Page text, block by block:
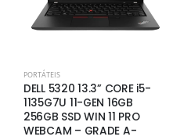
PORTÁTEIS
DELL 5320 13.3” CORE i5-
1135G7U 11-GEN 16GB
256GB SSD WIN 11 PRO
WEBCAM – GRADE A-